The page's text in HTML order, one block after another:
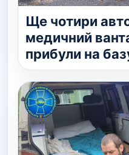
Ще чотири
медичний
прибули на